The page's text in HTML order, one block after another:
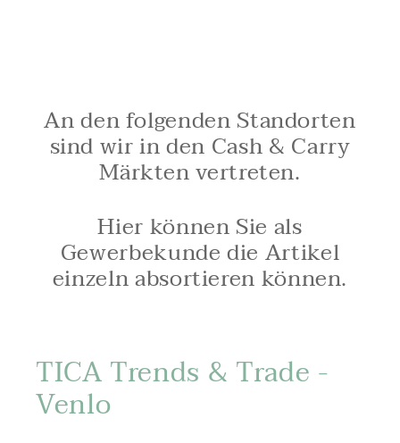
An den folgenden Standorten
sind wir in den Cash & Carry
Märkten vertreten.
Hier können Sie als
Gewerbekunde die Artikel
einzeln absortieren können.
TICA Trends & Trade -
Venlo